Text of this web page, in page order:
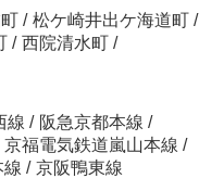
/ 松ケ崎井出ケ海道町 /
/ 西院清水町 /
線 / 阪急京都本線 /
京福電気鉄道嵐山本線 /
線 / 京阪鴨東線